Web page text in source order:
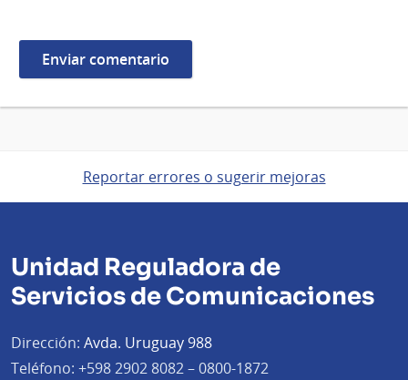
Reportar errores o sugerir mejoras
Unidad Reguladora de
Servicios de Comunicaciones
Dirección: Avda. Uruguay 988
Teléfono: +598 2902 8082 – 0800-1872